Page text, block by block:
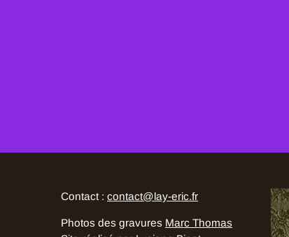
Contact : contact@lay-eric.fr
Photos des gravures Marc Thomas